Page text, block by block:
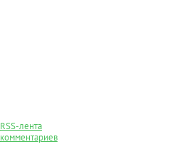
RSS-лента
комментариев